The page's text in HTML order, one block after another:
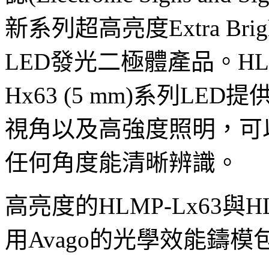
新系列超高亮度Extra
LED發光二極體產品。
Hx63 (5 mm)系列LED提
視角以及高強度照明，
任何角度能清晰辨識。
高亮度的HLMP-Lx63與
用Avago的光學效能鑄模